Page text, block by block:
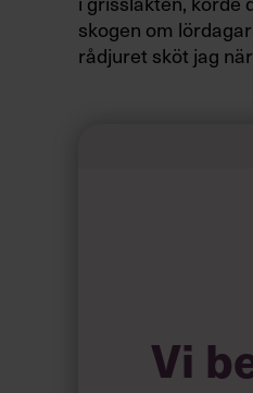
skogen om
rådjuret sköt jag
från Danmark om
Vi